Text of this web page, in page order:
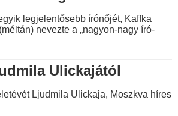
legjelentősebb írónőjét, Kaffka
nevezte a „nagyon-nagy író-
Ulickajától
Ljudmila Ulickaja, Moszkva híres